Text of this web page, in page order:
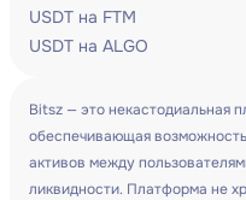
USDT на FTM
USDT на ALGO
Bitsz — это некастодиальная
обеспечивающая
активов между
ликвидности. Платформа не